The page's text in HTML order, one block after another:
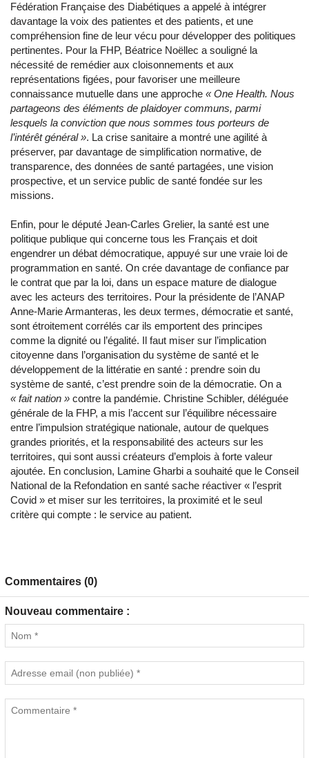
Fédération Française des Diabétiques a appelé à intégrer
davantage la voix des patientes et des patients, et une
compréhension fine de leur vécu pour développer des politiques
pertinentes. Pour la FHP, Béatrice Noëllec a souligné la
nécessité de remédier aux cloisonnements et aux
représentations figées, pour favoriser une meilleure
connaissance mutuelle dans une approche « One Health. Nous
partageons des éléments de plaidoyer communs, parmi
lesquels la conviction que nous sommes tous porteurs de
l’intérêt général ». La crise sanitaire a montré une agilité à
préserver, par davantage de simplification normative, de
transparence, des données de santé partagées, une vision
prospective, et un service public de santé fondée sur les
missions.
Enfin, pour le député Jean-Carles Grelier, la santé est une
politique publique qui concerne tous les Français et doit
engendrer un débat démocratique, appuyé sur une vraie loi de
programmation en santé. On crée davantage de confiance par
le contrat que par la loi, dans un espace mature de dialogue
avec les acteurs des territoires. Pour la présidente de l’ANAP
Anne-Marie Armanteras, les deux termes, démocratie et santé,
sont étroitement corrélés car ils emportent des principes
comme la dignité ou l’égalité. Il faut miser sur l’implication
citoyenne dans l’organisation du système de santé et le
développement de la littératie en santé : prendre soin du
système de santé, c’est prendre soin de la démocratie. On a
« fait nation » contre la pandémie. Christine Schibler, déléguée
générale de la FHP, a mis l’accent sur l’équilibre nécessaire
entre l’impulsion stratégique nationale, autour de quelques
grandes priorités, et la responsabilité des acteurs sur les
territoires, qui sont aussi créateurs d’emplois à forte valeur
ajoutée. En conclusion, Lamine Gharbi a souhaité que le Conseil
National de la Refondation en santé sache réactiver « l’esprit
Covid » et miser sur les territoires, la proximité et le seul
critère qui compte : le service au patient.
Commentaires (0)
Nouveau commentaire :